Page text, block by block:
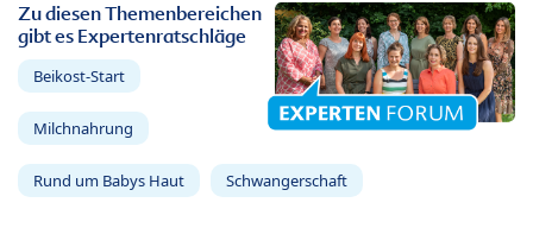
Zu diesen Themenbereichen
gibt es Expertenratschläge
Beikost-Start
Milchnahrung
Rund um Babys Haut Schwangerschaft